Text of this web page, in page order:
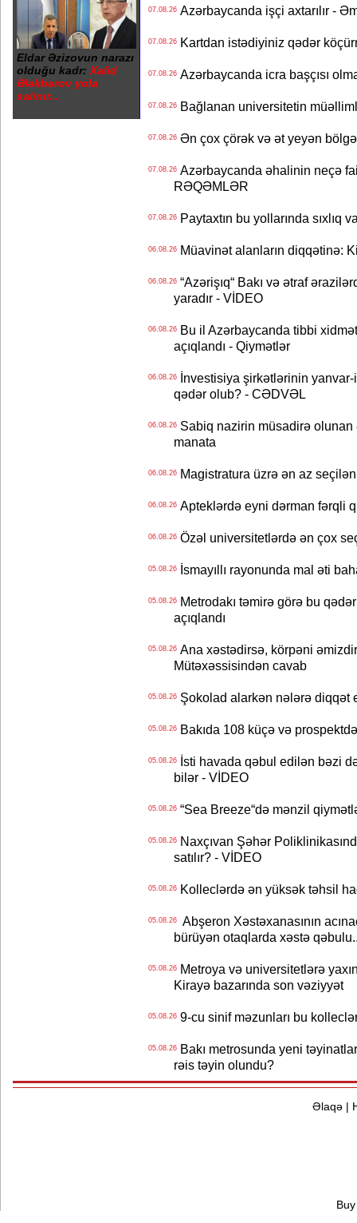
Eldar Əzizovun narazı
olduğu kadr: Xalid
Ələkbərov yola
salınır...
07.08.26Azərbaycanda işçi axtarılır -
07.08.26Kartdan istədiyiniz qədər
07.08.26Azərbaycanda icra başçısı
07.08.26Bağlanan universitetin
07.08.26Ən çox çörək və ət yeyən
07.08.26Azərbaycanda əhalinin neçə
RƏQƏMLƏR
07.08.26Paytaxtın bu yollarında sıxlıq
06.08.26Müavinət alanların diqqətinə:
06.08.26“Azərişıq“ Bakı və ətraf
yaradır - VİDEO
06.08.26Bu il Azərbaycanda tibbi
açıqlandı - Qiymətlər
06.08.26İnvestisiya şirkətlərinin yanvar-
qədər olub? - CƏDVƏL
06.08.26Sabiq nazirin müsadirə olunan
manata
06.08.26Magistratura üzrə ən az
06.08.26Apteklərdə eyni dərman fərqli
06.08.26Özəl universitetlərdə ən çox
05.08.26İsmayıllı rayonunda mal əti
05.08.26Metrodakı təmirə görə bu
açıqlandı
05.08.26Ana xəstədirsə, körpəni
Mütəxəssisindən cavab
05.08.26Şokolad alarkən nələrə diqqət
05.08.26Bakıda 108 küçə və
05.08.26İsti havada qəbul edilən bəzi
bilər - VİDEO
05.08.26“Sea Breeze“də mənzil
05.08.26Naxçıvan Şəhər
satılır? - VİDEO
05.08.26Kolleclərdə ən yüksək təhsil
05.08.26Abşeron Xəstəxanasının
bürüyən otaqlarda xəstə
05.08.26Metroya və universitetlərə
Kirayə bazarında son vəziyyət
05.08.269-cu sinif məzunları bu
05.08.26Bakı metrosunda yeni
rəis təyin olundu?
Əlaqə|